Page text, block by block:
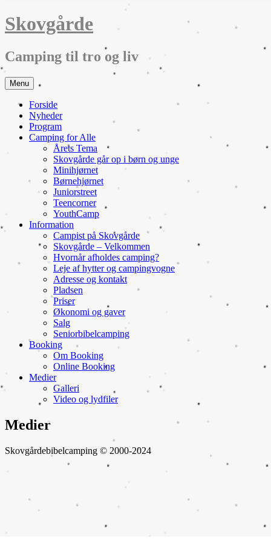
Skip
to
Skovgårde
Camping til tro og liv
Menu
Forside
Nyheder
Program
Camping for Alle
Årets Tema
Skovgårde går op i børn og unge
Minihjørnet
Børnehjørnet
Juniorstreet
Teencorner
YouthCamp
Information
Campist på Skovgårde
Skovgårde – Velkommen
Hvornår afholdes camping?
Leje af hytter og campingvogne
Adresse og kontakt
Pladsen
Priser
Økonomi og gaver
Salg
Seniorbibelcamping
Booking
Om Booking
Online Booking
Medier
Galleri
Video og lydfiler
Medier
Skovgårdebibelcamping © 2000-2024